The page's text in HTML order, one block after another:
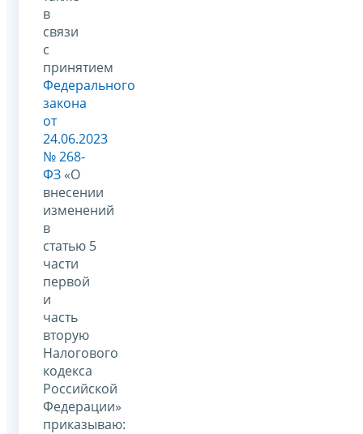
в
связи
с
принятием
Федерального
закона
от
24.06.2023
№ 268-
ФЗ «О
внесении
изменений
в
статью 5
части
первой
и
часть
вторую
Налогового
кодекса
Российской
Федерации»
приказываю: